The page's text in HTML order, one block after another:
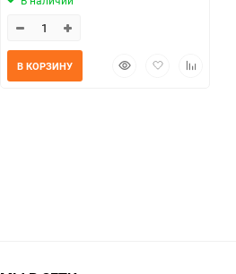
БыстрыйДобавитьДобавить
В КОРЗИНУ